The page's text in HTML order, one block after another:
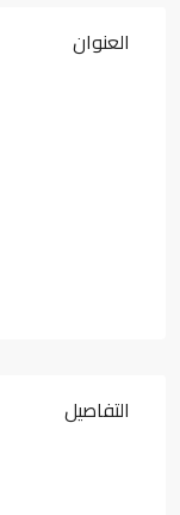
العنوان
التفاصيل